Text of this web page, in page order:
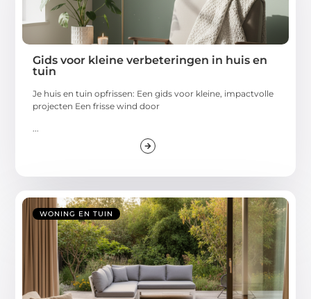
Gids voor kleine verbeteringen in huis en
tuin
Je huis en tuin opfrissen: Een gids voor kleine, impactvolle
projecten Een frisse wind door
...
WONING EN TUIN